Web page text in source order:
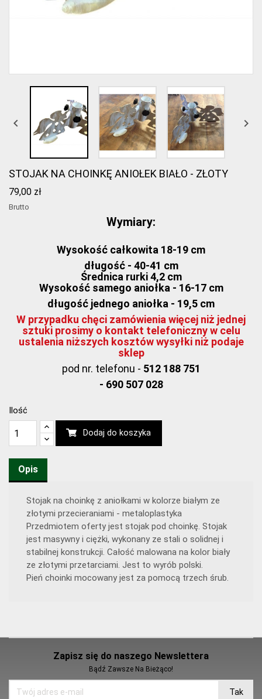
 
STOJAK NA CHOINKĘ ANIOŁEK BIAŁO - ZŁOTY
79,00 zł
Brutto
Wymiary:
Wysokość całkowita 18-19 cm
długość - 40-41 cm
Średnica rurki 4,2 cm
Wysokość samego aniołka - 16-17 cm
długość jednego aniołka - 19,5 cm
W przypadku chęci zamówienia więcej niż jednej
sztuki prosimy o kontakt telefoniczny w celu
ustalenia niższych kosztów wysyłki niż podaje
sklep
pod nr. telefonu - 512 188 751
- 690 507 028
Ilość
Dodaj do koszyka
Opis
Stojak na choinkę z aniołkami w kolorze białym ze
złotymi przecieraniami - metaloplastyka
Przedmiotem oferty jest stojak pod choinkę. Stojak
jest masywny i ciężki, wykonany ze stali o solidnej i
stabilnej konstrukcji. Całość malowana na kolor biały
ze złotymi przetarciami. Jest to wyrób polski.
Pień choinki mocowany jest za pomocą trzech śrub.
Zapisz się do naszego Newslettera
Bądź Zawsze Na Bieżąco!